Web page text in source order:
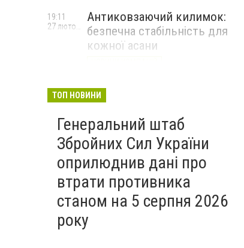
Антиковзаючий килимок:
безпечна стабільність для
кожної асани
19:11
Велика Британія оголосила
про новий пакет військової
та гуманітарної допомоги
Україні
17:20
24 лютого
ТОП НОВИНИ
Генеральний штаб
Збройних Сил України
оприлюднив дані про
втрати противника
станом на 5 серпня 2026
року